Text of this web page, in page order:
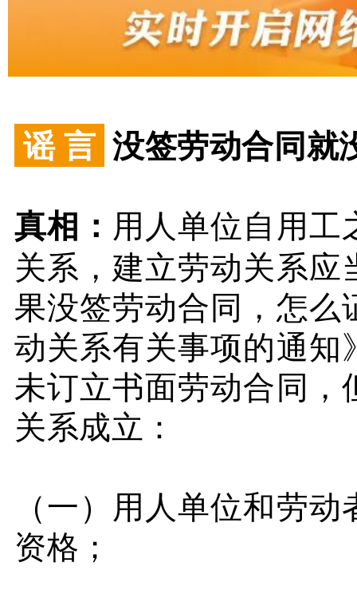
谣 言 没签劳动合同就
真相： 用人单位自用工
关系，建立劳动关系
果没签劳动合同，怎
动关系有关事项的通
未订立书面劳动合同
关系成立：
（一）用人单位和劳
资格；